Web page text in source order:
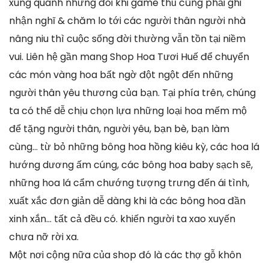
xung quanh nhưng đôi khi game thủ cũng phải ghi
nhận nghĩ & chăm lo tới các người thân người nhà
nâng niu thì cuộc sống đời thường vẫn tồn tại niềm
vui. Liên hệ gần mang Shop Hoa Tươi Huế để chuyển
các món vàng hoa bất ngờ đột ngột đến những
người thân yêu thương của bạn. Tại phía trên, chúng
ta có thể dễ chịu chọn lựa những loại hoa mếm mộ
để tặng người thân, người yêu, bạn bè, bạn làm
cùng… từ bỏ những bông hoa hồng kiêu kỳ, các hoa lá
hướng dương ấm cúng, các bông hoa baby sạch sẽ,
những hoa lá cẩm chướng tượng trưng đến ái tình,
xuất xắc đơn giản dễ dàng khi là các bông hoa đần
xinh xắn… tất cả đều có. khiến người ta xao xuyến
chưa nỡ rời xa.
Một nơi cộng nữa của shop đó là các thợ gỗ khôn